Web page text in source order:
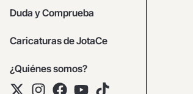
Duda y Comprueba
Caricaturas de JotaCe
¿Quiénes somos?